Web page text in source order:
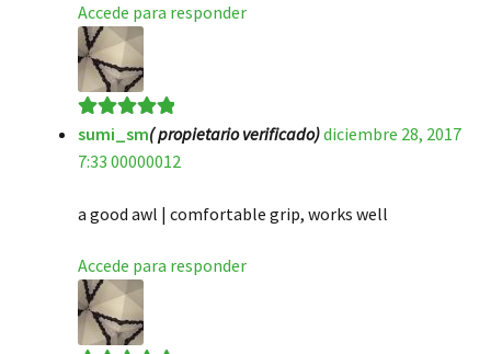
Accede para responder
Valorado en5
de 5
sumi_sm( propietario verificado)diciembre 28, 2017
7:33 00000012
a good awl | comfortable grip, works well
Accede para responder